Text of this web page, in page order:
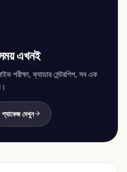
এখনই
পরীক্ষা, ক্যাডার মেন্টরশিপ, সব এক
প্যাকেজ দেখুন